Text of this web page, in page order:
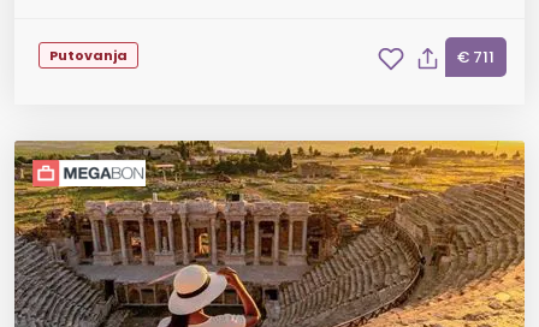
Putovanja € 711